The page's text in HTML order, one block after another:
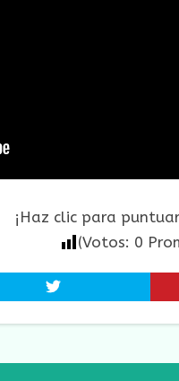
¡Haz clic para
(Votos: 0